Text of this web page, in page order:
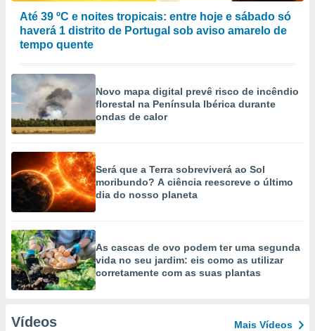
Até 39 ºC e noites tropicais: entre hoje e sábado só
haverá 1 distrito de Portugal sob aviso amarelo de
tempo quente
Novo mapa digital prevê risco de incêndio
florestal na Península Ibérica durante
ondas de calor
Será que a Terra sobreviverá ao Sol
moribundo? A ciência reescreve o último
dia do nosso planeta
As cascas de ovo podem ter uma segunda
vida no seu jardim: eis como as utilizar
corretamente com as suas plantas
Vídeos Mais Vídeos